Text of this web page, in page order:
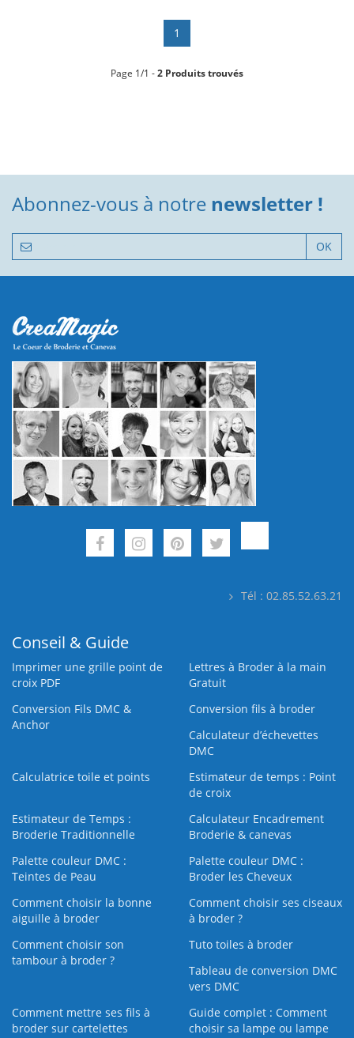
1
Page 1/1 -2 Produits trouvés
Abonnez-vous à notre newsletter !
OK
Tél : 02.85.52.63.21
Conseil & Guide
Imprimer une grille point de
croix PDF
Lettres à Broder à la main
Gratuit
Conversion Fils DMC &
Anchor
Conversion fils à broder
Calculateur d’échevettes
DMC
Calculatrice toile et points
Estimateur de temps : Point
de croix
Estimateur de Temps :
Broderie Traditionnelle
Calculateur Encadrement
Broderie & canevas
Palette couleur DMC :
Teintes de Peau
Palette couleur DMC :
Broder les Cheveux
Comment choisir la bonne
aiguille à broder
Comment choisir ses ciseaux
à broder ?
Comment choisir son
tambour à broder ?
Tuto toiles à broder
Tableau de conversion DMC
vers DMC
Comment mettre ses fils à
broder sur cartelettes
Guide complet : Comment
choisir sa lampe ou lampe